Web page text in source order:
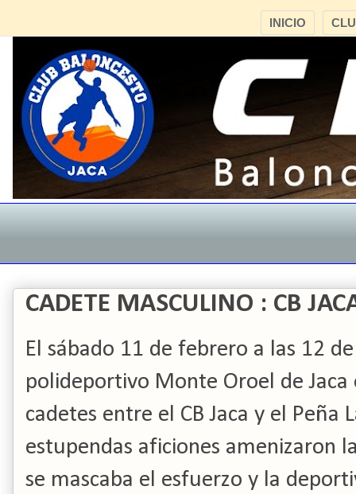
INICIO
CADETE MASCULINO : CB
El sábado 11 de febrero a las 12
polideportivo Monte Oroel de
cadetes entre el CB Jaca y el Peña
estupendas aficiones amenizaron
se mascaba el esfuerzo y la